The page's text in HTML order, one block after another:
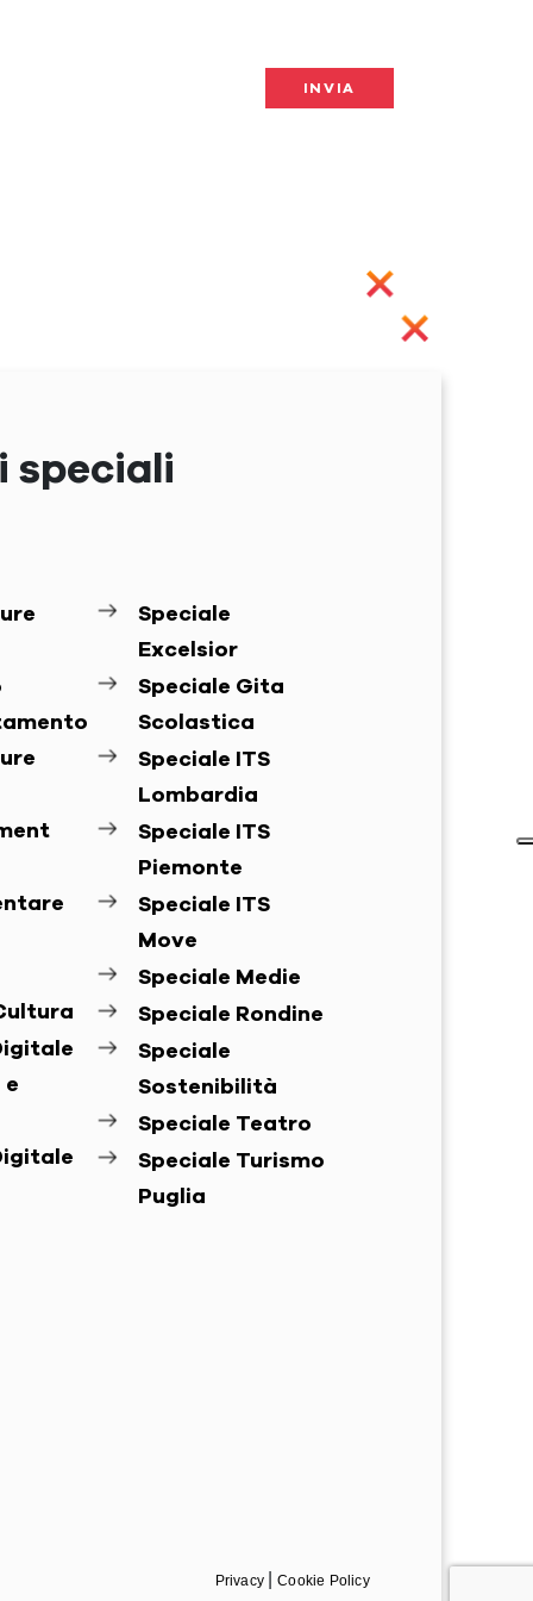
speciali
e
Speciale
Excelsior
Speciale Gita
Scolastica
Speciale ITS
Lombardia
Speciale ITS
Piemonte
Speciale ITS
Move
Speciale Medie
Speciale Rondine
Speciale
Sostenibilità
Speciale Teatro
Speciale Turismo
Puglia
Privacy |Cookie Policy